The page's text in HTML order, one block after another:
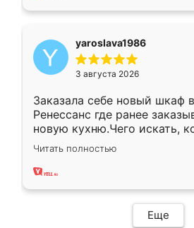
yaroslava1986
3 августа 2026
Заказала себе новый шкаф
Ренессанс где ранее
новую кухню.Чего искать,
вполне довольна. Служит
два года, нареканий нет.
Читать полностью
Еще